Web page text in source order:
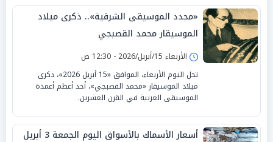
«مجدد الموسيقى الشرقية».. ذكرى ميلاد
الموسيقار محمد القصبجي
الأربعاء 15/أبريل/2026 - 12:30 ص
تحل اليوم الأربعاء، الموافق «15 أبريل 2026»، ذكرى
ميلاد الموسيقار «محمد القصبجي»، أحد أعظم أعمدة
الموسيقى العربية في القرن العشرين.
أسعار الأسماك بالأسواق اليوم الجمعة 3 أبريل